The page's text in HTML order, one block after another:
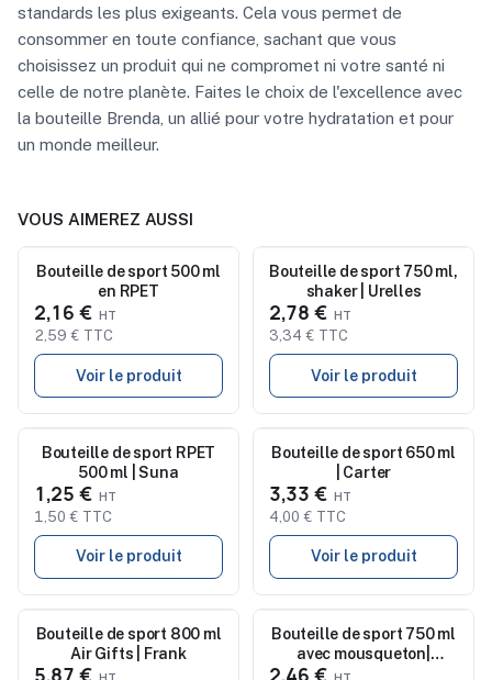
standards les plus exigeants. Cela vous permet de
consommer en toute confiance, sachant que vous
choisissez un produit qui ne compromet ni votre santé ni
celle de notre planète. Faites le choix de l'excellence avec
la bouteille Brenda, un allié pour votre hydratation et pour
un monde meilleur.
VOUS AIMEREZ AUSSI
Nouveau
Bouteille de sport 500 ml
en RPET
2,16 €
2,59 € TTC
Voir le produit
Nouveau
Bouteille de sport 750 ml,
shaker | Urelles
2,78 €
3,34 € TTC
Voir le produit
Nouveau
Bouteille de sport RPET
500 ml | Suna
1,25 €
1,50 € TTC
Voir le produit
Nouveau
Bouteille de sport 650 ml
| Carter
3,33 €
4,00 € TTC
Voir le produit
Nouveau
Bouteille de sport 800 ml
Air Gifts | Frank
5,87 €
Nouveau
Bouteille de sport 750 ml
avec mousqueton|
Laveriano
2,46 €